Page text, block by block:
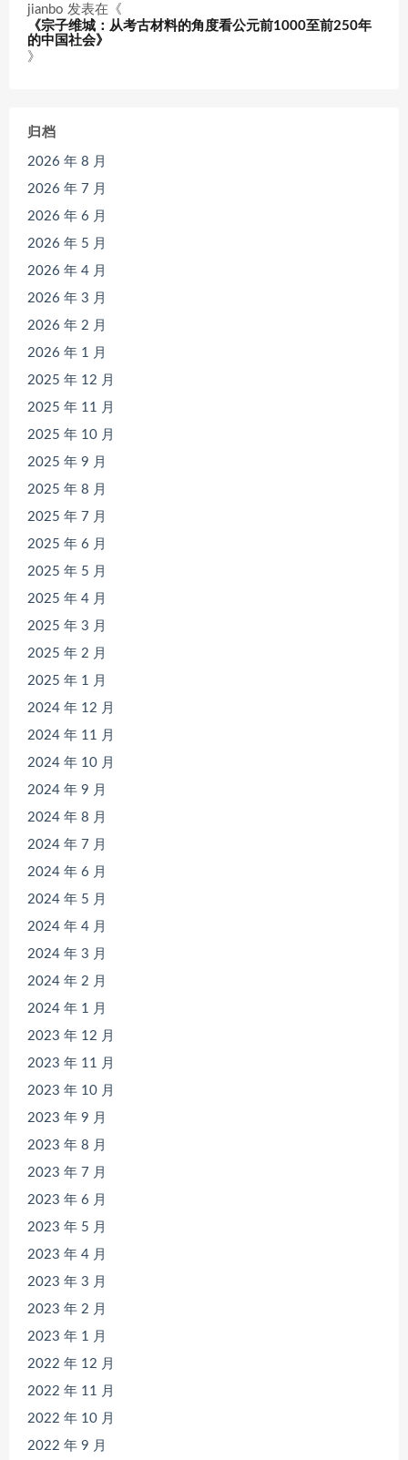
jianbo 发表在《
《宗子维城：从考古材料的角度看公元前1000至前250年
的中国社会》
》
归档
2026 年 8 月
2026 年 7 月
2026 年 6 月
2026 年 5 月
2026 年 4 月
2026 年 3 月
2026 年 2 月
2026 年 1 月
2025 年 12 月
2025 年 11 月
2025 年 10 月
2025 年 9 月
2025 年 8 月
2025 年 7 月
2025 年 6 月
2025 年 5 月
2025 年 4 月
2025 年 3 月
2025 年 2 月
2025 年 1 月
2024 年 12 月
2024 年 11 月
2024 年 10 月
2024 年 9 月
2024 年 8 月
2024 年 7 月
2024 年 6 月
2024 年 5 月
2024 年 4 月
2024 年 3 月
2024 年 2 月
2024 年 1 月
2023 年 12 月
2023 年 11 月
2023 年 10 月
2023 年 9 月
2023 年 8 月
2023 年 7 月
2023 年 6 月
2023 年 5 月
2023 年 4 月
2023 年 3 月
2023 年 2 月
2023 年 1 月
2022 年 12 月
2022 年 11 月
2022 年 10 月
2022 年 9 月